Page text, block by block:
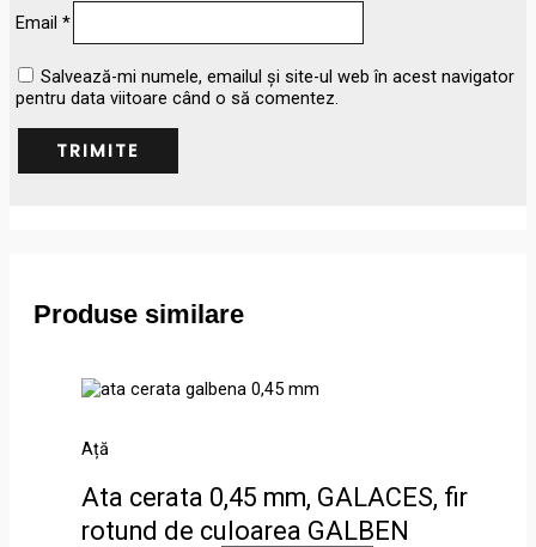
Email *
Salvează-mi numele, emailul și site-ul web în acest navigator
pentru data viitoare când o să comentez.
Produse similare
Ață
Ata cerata 0,45 mm, GALACES, fir
rotund de culoarea GALBEN